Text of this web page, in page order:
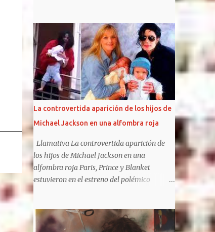
intensamente. Fugaces e intensos, Johnny
Rotten, Steve Jones, Paul Cook y Sid Vicious
tuvieron el tiempo justo para liarla parda
(como liarse a insultos con un presentador
de televisión), hacerse famosos por sus
conciertos y apariciones en público (que
acostumbraban, como mínimo, en acabar en
caos y destrucción) e influenciar en toda una
generación. Las frases de Sex Pistols te harán
recordar algunas de sus canciones y algunos
de los álbumes más importantes del siglo
XX , God save the queen y Anarchy in the UK
. Sin duda, la sombra de los Pistols es
alargada y su influencia llega a nuestros
llegar a resultar de lo más liberadores.
https://frasesdelavida.com/frases-de-sex-
La controvertida aparición de los hijos de
Michael Jackson en una alfombra roja
Llamativa La controvertida aparición de
los hijos de Michael Jackson en una
alfombra roja Paris, Prince y Blanket
estuvieron en el estreno del polémico
musical sobre su padre, The Michael
Jackson no suelen ser fotografiados juntos y,
además, mantienen diferentes posturas con